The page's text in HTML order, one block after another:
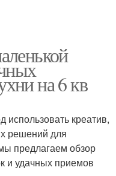
на 6 кв
креатив,
решений для
предлагаем обзор
и удачных приемов